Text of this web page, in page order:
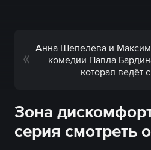
Анна Шепелева и
комедии Павла
которая ведёт
Зона
серия смотреть